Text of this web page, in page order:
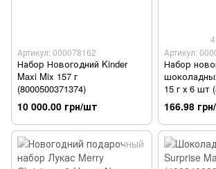
Артикул: 000078162
Набор Новогодний Kinder
Maxi Mix 157 г
(8000500371374)
10 000.00 грн/шт
4
Артикул:
Набор
15 г х 6 шт
166.98